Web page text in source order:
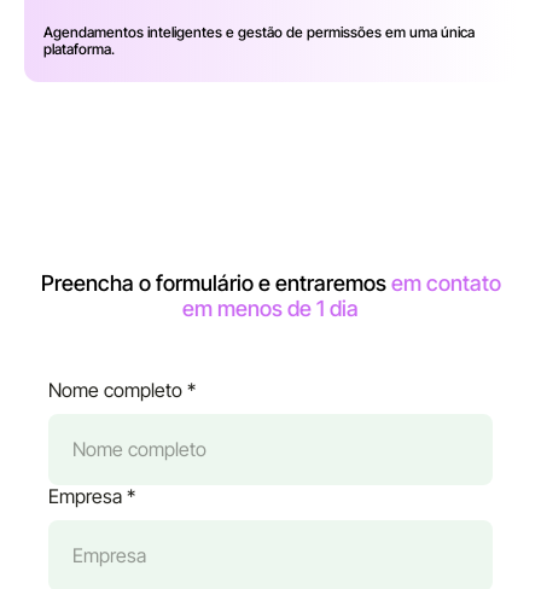
Agendamentos inteligentes e gestão de permissões em uma única
plataforma.
Preencha o formulário e entraremosem contato
em menos de 1 dia
Nome completo *
Empresa *